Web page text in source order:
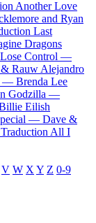
Another Love
and Ryan
Last
Dragons
Control —
Rauw Alejandro
— Brenda Lee
Godzilla —
Eilish
— Dave &
Traduction All I
V W X Y Z 0-9